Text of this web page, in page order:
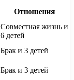
Отношения
Совместная жизнь и
6 детей
Брак и 3 детей
Брак и 3 детей